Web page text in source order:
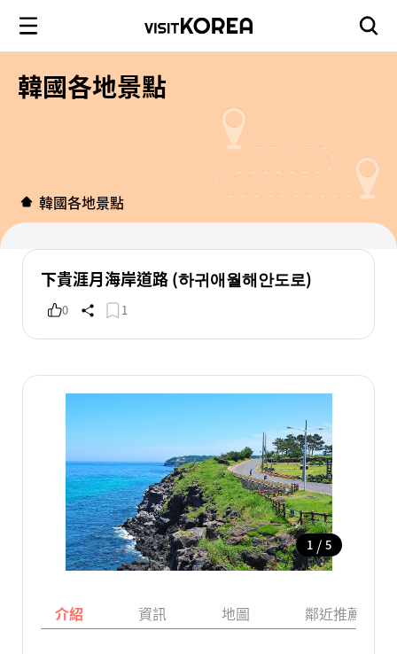
韓國各地景點
韓國各地景點
下貴涯月海岸道路 (하귀애월해안도로)
0 1
1 / 5
介紹 資訊 地圖 鄰近推薦景點